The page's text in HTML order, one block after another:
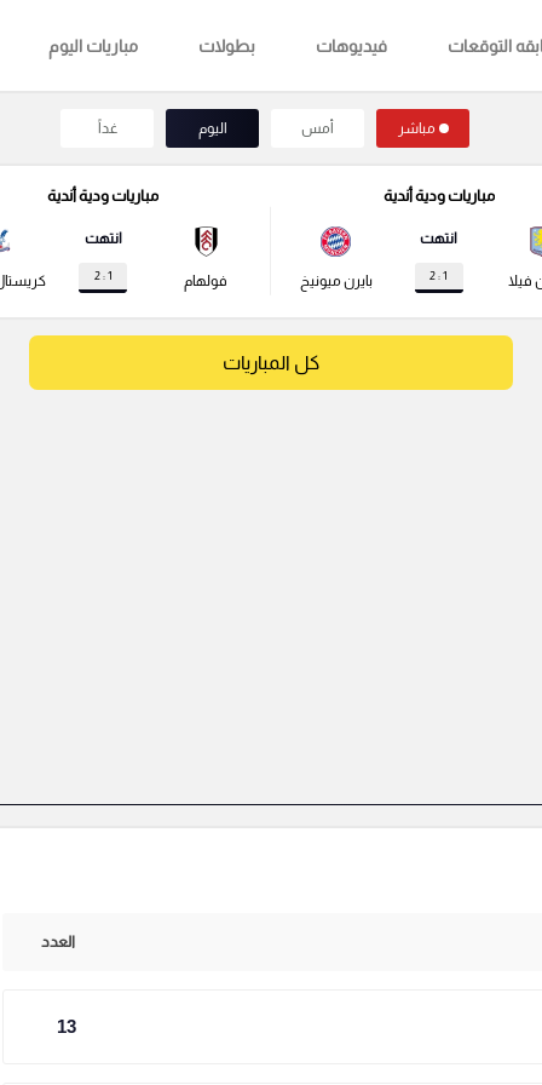
التوقعات فيديوهات بطولات مباريات اليوم
مباشر أمس اليوم غداً
مباريات ودية أندية
فيلا
انتهت
1 : 2 بايرن ميونيخ
مباريات ودية أندية
فولهام
انتهت
1 : 2
كل المباريات
العدد
13